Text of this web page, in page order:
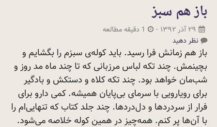
باز هم سبز
۲۹ آذر ۱۳۹۲ -
1 دقیقه مطالعه
نظر دهید
باز هم زمانش فرا رسید. باید کوله‌ی سبزم را بگشایم و
بچینمش. چند تکه لباس مرزبانی که تا چند ماه مد روز و
شب‌مان خواهد بود. چند تکه کلاه و دستکش و بادگیر
برای رویارویی با سرمای بی‌پایان همیشه. کمی دارو برای
فرار از سردردها و دل‌‌دردها. چند جلد کتاب که تنهایی‌ام را
با آن‌ها پر کنم. همه‌چیز در همین کوله خلاصه می‌شود.